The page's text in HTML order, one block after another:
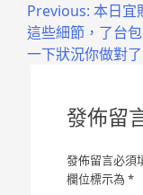
Previous: 本日宜
這些細節，了台
一下狀況你做對了
發佈留
發佈留言必須
欄位標示為*